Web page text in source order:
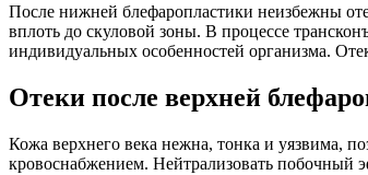
После нижней блефаропластики неизбежны
вплоть до скуловой зоны. В процессе
индивидуальных особенностей организма.
Отеки после верхней
Кожа верхнего века нежна, тонка и уязвима,
кровоснабжением. Нейтрализовать побочный